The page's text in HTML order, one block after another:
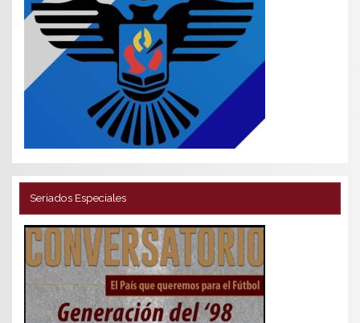
Seriados Especiales